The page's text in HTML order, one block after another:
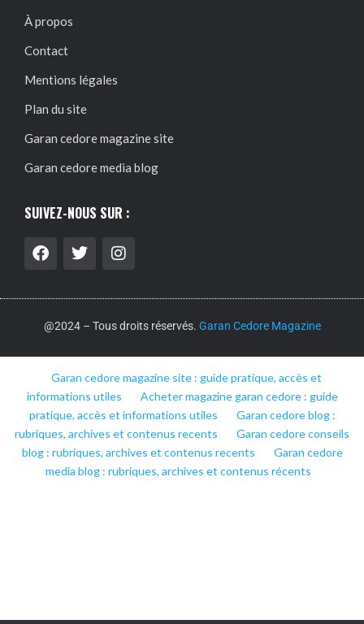
À propos
Contact
Mentions légales
Plan du site
Garan cedore magazine site
Garan cedore media blog
SUIVEZ-NOUS SUR :
@2024 – Tous droits réservés. Garan Cedore Magazine
Garan cedore magazine site : guide pratique, accès et
informations utiles
Acheter magazine garan cedore : guide
pratique, accès et informations utiles
Garan cedore blog :
rubriques, archives et contenus recents
Garan cedore conseils
blog : rubriques, archives et contenus recents
Garan cedore
media blog : rubriques, archives et contenus récents